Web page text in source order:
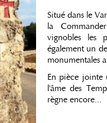
Situé dans le
la
vignobles les
également un
monumentales
En pièce jointe
l'âme des
règne encore...